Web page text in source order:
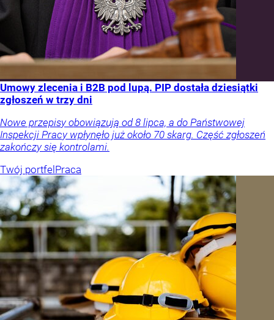
Umowy zlecenia i B2B pod lupą. PIP dostała dziesiątki
zgłoszeń w trzy dni
Nowe przepisy obowiązują od 8 lipca, a do Państwowej
Inspekcji Pracy wpłynęło już około 70 skarg. Część zgłoszeń
zakończy się kontrolami.
Twój portfel Praca